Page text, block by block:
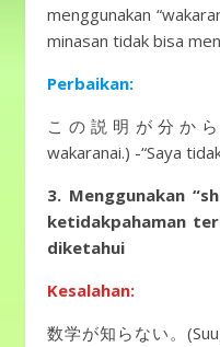
menggunakan
minasan tidak bisa
Perbaikan:
この説明が分から
wakaranai.) -“Saya
3. Menggunakan
ketidakpahaman
diketahui
Kesalahan:
数学が知らない。